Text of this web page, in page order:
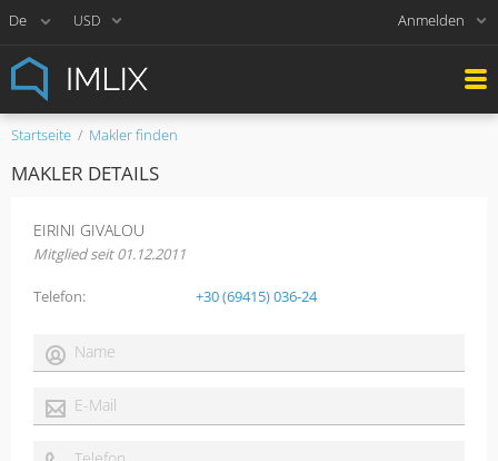
USD Anmelden
Startseite Makler finden
MAKLER DETAILS
EIRINI GIVALOU
Mitglied seit 01.12.2011
Telefon +30 (69415) 036-24